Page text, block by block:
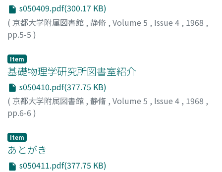
s050409.pdf(300.17 KB)
( 京都大学附属図書館 , 静脩 , Volume 5 , Issue 4 , 1968 ,
pp.5-5 )
Item
基礎物理学研究所図書室紹介
s050410.pdf(377.75 KB)
( 京都大学附属図書館 , 静脩 , Volume 5 , Issue 4 , 1968 ,
pp.6-6 )
Item
あとがき
s050411.pdf(377.75 KB)